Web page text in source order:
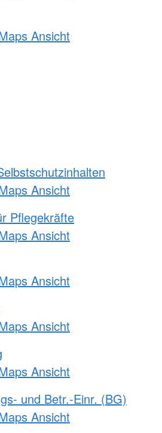
Ansicht
Ansicht
Pflegekräfte
Ansicht
Ansicht
Ansicht
Ansicht
und Betr.-Einr. (BG)
Ansicht